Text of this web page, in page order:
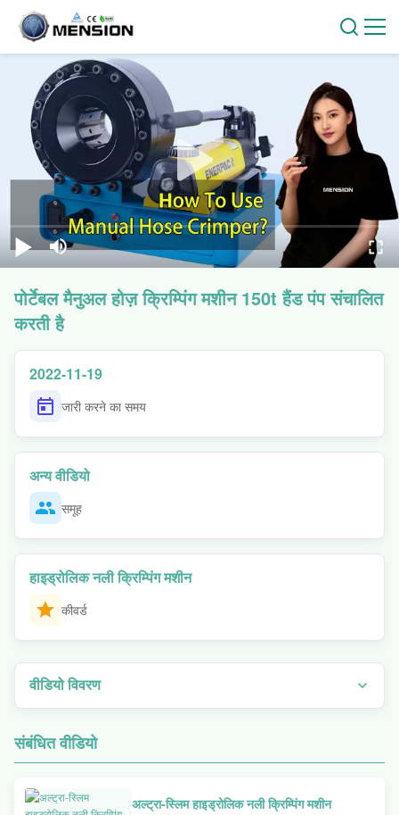
पोर्टेबल मैनुअल होज़ क्रिम्पिंग मशीन 150t हैंड पंप संचालित
करती है
2022-11-19
जारी करने का समय
अन्य वीडियो
समूह
हाइड्रोलिक नली क्रिम्पिंग मशीन
कीवर्ड
वीडियो विवरण
P16HP पोर्टेबल होज़ क्रिम्पिंग मशीन के मैन्युअल संचालन को प्रदर्शित करता है, जिसमें
दिखाया गया है कि बिजली के बिना स्थानों में होज़ असेंबली क्रिम्पिंग कैसे की जाती है। आप
हाइड्रोलिक पंप और विनिमेय डाई सेट का उपयोग कैसे करें।
संबंधित वीडियो
अल्ट्रा-स्लिम हाइड्रोलिक नली क्रिम्पिंग मशीन